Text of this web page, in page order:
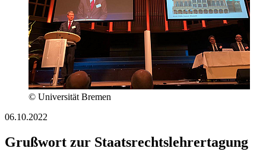
© Universität Bremen
06.10.2022
Grußwort zur Staatsrechtslehrertagung